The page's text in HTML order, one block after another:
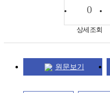
0
상세조회
원문보기